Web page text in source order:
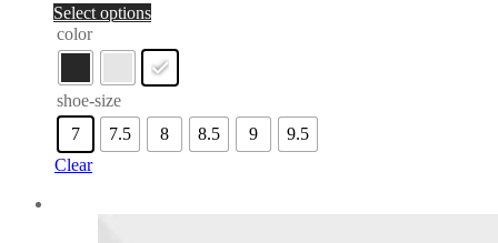
Select options
color
shoe-size
7
7.5 8 8.5 9
9.5
Clear